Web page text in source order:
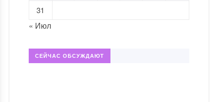
31
« Июл
СЕЙЧАС ОБСУЖДАЮТ